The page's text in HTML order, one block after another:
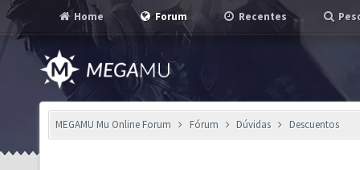
Home Forum Recentes
MEGAMU Mu Online Forum Fórum Dúvidas Descuentos